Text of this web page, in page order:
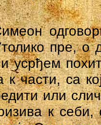
пре, о
усрђем
к части, са
или
к